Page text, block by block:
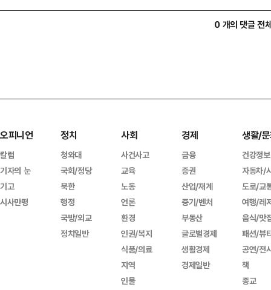
0 개의 댓글 전
오피니언
칼럼
기자의 눈
기고
시사만평
정치
청와대
국회/정당
북한
행정
국방/외교
정치일반
사회
사건사고
교육
노동
언론
환경
인권/복지
식품/의료
지역
인물
경제
금융
증권
산업/재계
중기/벤처
부동산
글로벌경제
생활경제
경제일반
생활/
건강정보
자동차/
도로/교
여행/레
음식/맛
패션/뷰
공연/전
책
종교